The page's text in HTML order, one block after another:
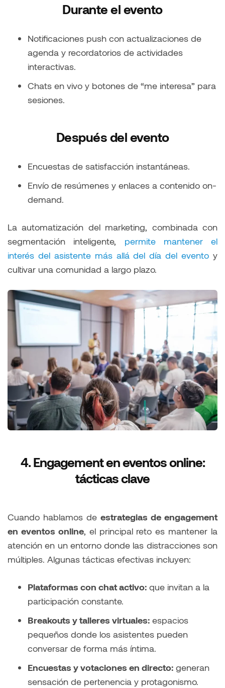
Durante el evento
Notificaciones push con actualizaciones de
agenda y recordatorios de actividades
interactivas.
Chats en vivo y botones de “me interesa” para
sesiones.
Después del evento
Encuestas de satisfacción instantáneas.
Envío de resúmenes y enlaces a contenido on-
demand.
La automatización del marketing, combinada con
segmentación inteligente, permite mantener el
interés del asistente más allá del día del evento y
cultivar una comunidad a largo plazo.
4. Engagement en eventos online:
tácticas clave
Cuando hablamos de estrategias de engagement
en eventos online, el principal reto es mantener la
atención en un entorno donde las distracciones son
múltiples. Algunas tácticas efectivas incluyen:
Plataformas con chat activo: que invitan a la
participación constante.
Breakouts y talleres virtuales: espacios
pequeños donde los asistentes pueden
conversar de forma más íntima.
Encuestas y votaciones en directo: generan
sensación de pertenencia y protagonismo.